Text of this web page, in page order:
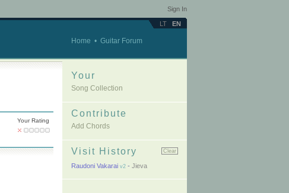
Sign In
LT EN
Home • Guitar Forum
Your Rating
Your
Song Collection
Contribute
Add Chords
Visit History Clear
Raudoni Vakarai v2 - Jieva